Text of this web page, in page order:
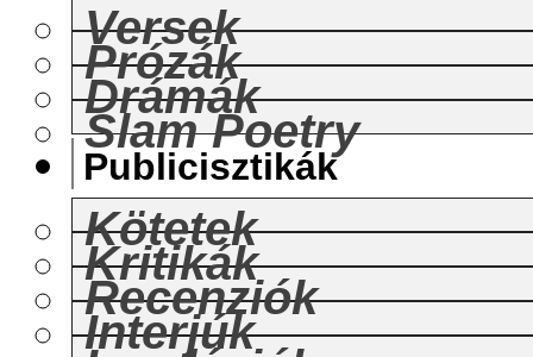
Versek
Prózák
Drámák
Slam Poetry
Publicisztikák
Kötetek
Kritikák
Recenziók
Interjúk